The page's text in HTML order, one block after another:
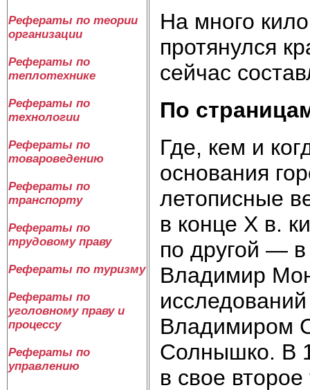
Рефераты по теории
организации
Рефераты по
теплотехнике
Рефераты по
технологии
Рефераты по
товароведению
Рефераты по
транспорту
Рефераты по
трудовому праву
Рефераты по туризму
Рефераты по
уголовному праву и
процессу
Рефераты по
управлению
На много
протянулся
сейчас
По
Где, кем и
основания
летописные
в конце X в.
по другой — в
Владимир
Владимиром
Солнышко. В
в свое